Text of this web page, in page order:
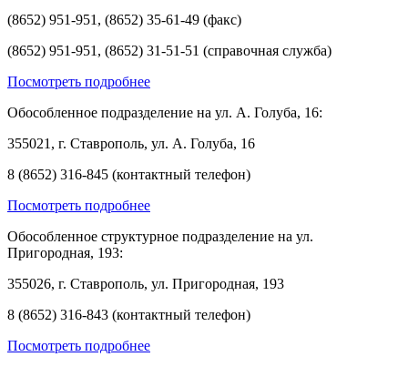
(8652) 951-951, (8652) 35-61-49 (факс)
(8652) 951-951, (8652) 31-51-51 (справочная служба)
Посмотреть подробнее
Обособленное подразделение на ул. А. Голуба, 16:
355021, г. Ставрополь, ул. А. Голуба, 16
8 (8652) 316-845 (контактный телефон)
Посмотреть подробнее
Обособленное структурное подразделение на ул.
Пригородная, 193:
355026, г. Ставрополь, ул. Пригородная, 193
8 (8652) 316-843 (контактный телефон)
Посмотреть подробнее